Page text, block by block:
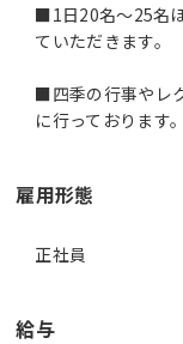
■1日20名～25名
ていただきます。
■四季の行事やレ
に行っております。
雇用形態
正社員
給与